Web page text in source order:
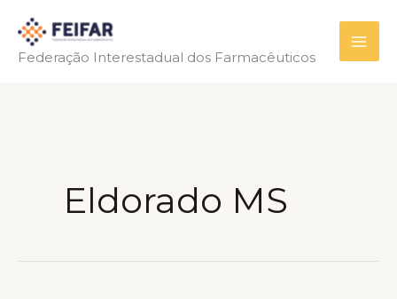
para
Federação Interestadual dos Farmacêuticos
Eldorado MS